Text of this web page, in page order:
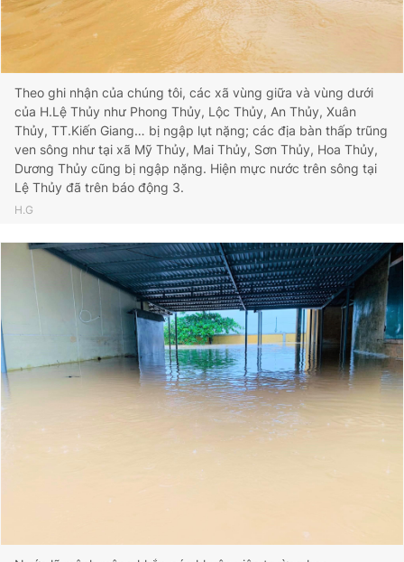
Theo ghi nhận của chúng tôi, các xã vùng giữa và vùng dưới
của H.Lệ Thủy như Phong Thủy, Lộc Thủy, An Thủy, Xuân
Thủy, TT.Kiến Giang… bị ngập lụt nặng; các địa bàn thấp trũng
ven sông như tại xã Mỹ Thủy, Mai Thủy, Sơn Thủy, Hoa Thủy,
Dương Thủy cũng bị ngập nặng. Hiện mực nước trên sông tại
Lệ Thủy đã trên báo động 3.
H.G